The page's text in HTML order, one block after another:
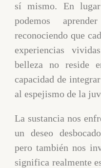
sí mismo. En
podemos
reconociendo que
experiencias
belleza no reside
capacidad de
al espejismo de la
La sustancia nos
un deseo
pero también nos
significa realmente